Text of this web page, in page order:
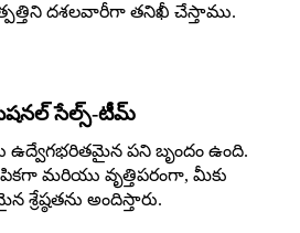
దశలవారీగా తనిఖీ చేస్తాము.
సేల్స్-టీమ్
పని బృందం ఉంది.
మరియు వృత్తిపరంగా, మీకు
శ్రేష్ఠతను అందిస్తారు.